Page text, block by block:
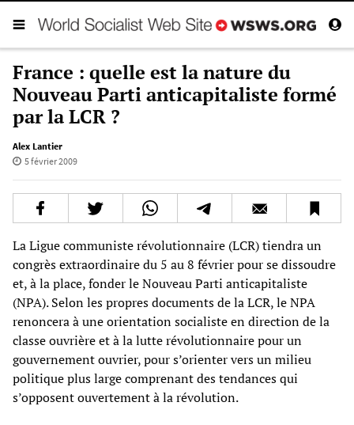
France : quelle est la nature du
Nouveau Parti anticapitaliste formé
par la LCR ?
Alex Lantier
5 février 2009
La Ligue communiste révolutionnaire (LCR) tiendra un
congrès extraordinaire du 5 au 8 février pour se dissoudre
et, à la place, fonder le Nouveau Parti anticapitaliste
(NPA). Selon les propres documents de la LCR, le NPA
renoncera à une orientation socialiste en direction de la
classe ouvrière et à la lutte révolutionnaire pour un
gouvernement ouvrier, pour s’orienter vers un milieu
politique plus large comprenant des tendances qui
s’opposent ouvertement à la révolution.